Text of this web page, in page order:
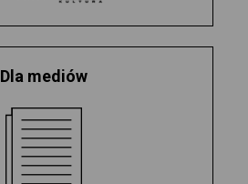
Dla mediów